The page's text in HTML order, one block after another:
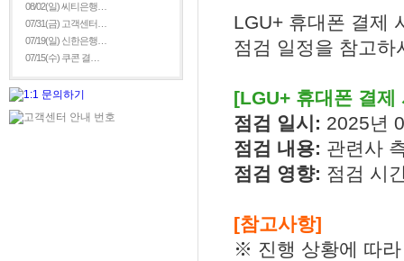
08/02(일) 씨티은행…
07/31(금) 고객센터…
07/19(일) 신한은행…
07/15(수) 쿠콘 결…
LGU+ 휴대폰 결제
점검 일정을 참고
[LGU+ 휴대폰 결제
점검 일시: 2025년
점검 내용: 관련사
점검 영향: 점검 시
[참고사항]
※ 진행 상황에 따